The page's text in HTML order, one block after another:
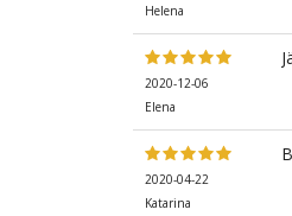
Helena
2020-12-06
Elena
2020-04-22
Katarina